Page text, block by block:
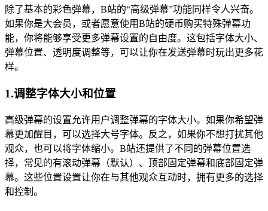
除了基本的彩色弹幕，B站的“高级弹幕”功能同样令人兴奋。
如果你是大会员，或者愿意使用B站的硬币购买特殊弹幕功
能，你将能够享受更多弹幕设置的自由度。这包括字体大小、
弹幕位置、透明度调整等，可以让你在发送弹幕时玩出更多花
样。
1.调整字体大小和位置
高级弹幕的设置允许用户调整弹幕的字体大小。如果你希望弹
幕更加醒目，可以选择大号字体。反之，如果你不想打扰其他
观众，也可以将字体缩小。B站还提供了不同的弹幕位置选
择，常见的有滚动弹幕（默认）、顶部固定弹幕和底部固定弹
幕。这些位置设置让你在与其他观众互动时，拥有更多的选择
和控制。